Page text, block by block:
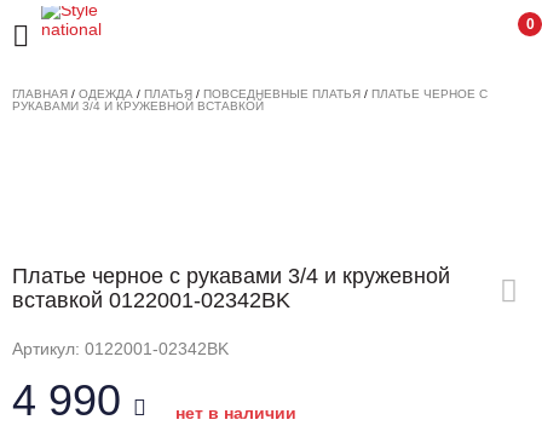
0
ГЛАВНАЯ / ОДЕЖДА / ПЛАТЬЯ / ПОВСЕДНЕВНЫЕ ПЛАТЬЯ / ПЛАТЬЕ ЧЕРНОЕ С
РУКАВАМИ 3/4 И КРУЖЕВНОЙ ВСТАВКОЙ
Платье черное с рукавами 3/4 и кружевной
вставкой 0122001-02342BK
Артикул: 0122001-02342BK
4 990 нет в наличии